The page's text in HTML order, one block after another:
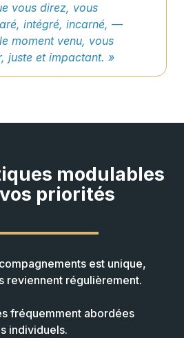
vous direz, vous
intégré, incarné, —
moment venu, vous
juste et impactant. »
modulables
priorités
est unique,
reviennent régulièrement.
fréquemment abordées
individuels.